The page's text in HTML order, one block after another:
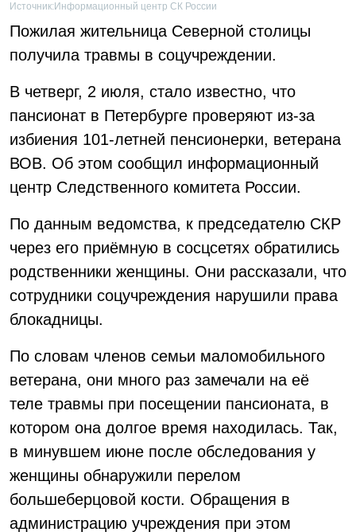
Источник: Информационный центр СК России
Пожилая жительница Северной столицы
получила травмы в соцучреждении.
В четверг, 2 июля, стало известно, что
пансионат в Петербурге проверяют из-за
избиения 101-летней пенсионерки, ветерана
ВОВ. Об этом сообщил информационный
центр Следственного комитета России.
По данным ведомства, к председателю СКР
через его приёмную в сосцсетях обратились
родственники женщины. Они рассказали, что
сотрудники соцучреждения нарушили права
блокадницы.
По словам членов семьи маломобильного
ветерана, они много раз замечали на её
теле травмы при посещении пансионата, в
котором она долгое время находилась. Так,
в минувшем июне после обследования у
женщины обнаружили перелом
большеберцовой кости. Обращения в
администрацию учреждения при этом